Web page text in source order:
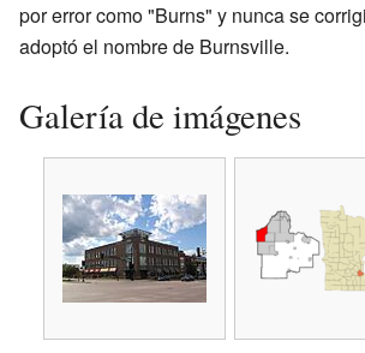
por error como "Burns" y nunca se
adoptó el nombre de Burnsville.
Galería de imágenes